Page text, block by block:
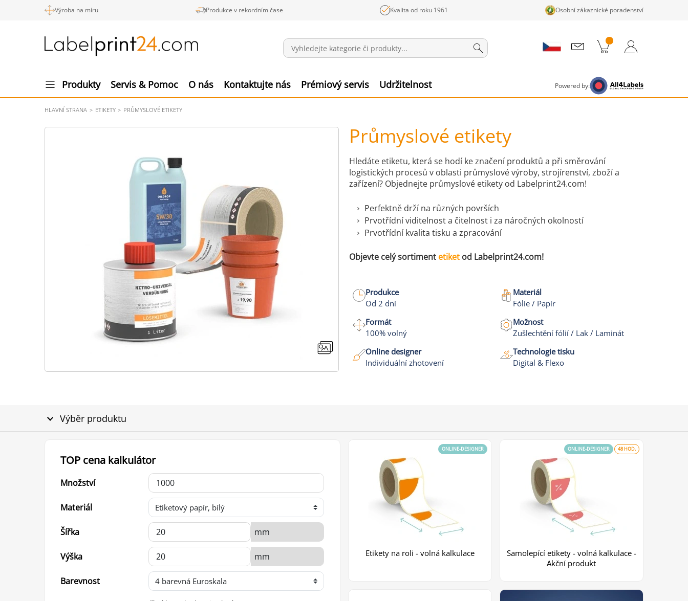
Výroba na míru Produkce v rekordním čase Kvalita od roku 1961 Osobní zákaznické poradenství
Produkty Servis & Pomoc O nás Kontaktujte nás Prémiový servis Udržitelnost Powered by:
HLAVNÍ STRANA ETIKETY PRŮMYSLOVÉ ETIKETY
Průmyslové etikety
Hledáte etiketu, která se hodí ke značení produktů a při směrování
logistických procesů v oblasti průmyslové výroby, strojírenství, zboží a
zařízení? Objednejte průmyslové etikety od Labelprint24.com!
Perfektně drží na různých površích
Prvotřídní viditelnost a čitelnost i za náročných okolností
Prvotřídní kvalita tisku a zpracování
Objevte celý sortiment etiket od Labelprint24.com!
Produkce
Od 2 dní
Materiál
Fólie / Papír
Formát
100% volný
Možnost
Zušlechtění fólií / Lak / Laminát
Online designer
Individuální zhotovení
Technologie tisku
Digital & Flexo
Výběr produktu
TOP cena kalkulátor
Množství
Materiál
Šířka
Výška
Barevnost
Etikety na roli - volná kalkulace
ONLINE-DESIGNER
Samolepící etikety - volná kalkulace -
Akční produkt
48 HOD.
ONLINE-DESIGNER